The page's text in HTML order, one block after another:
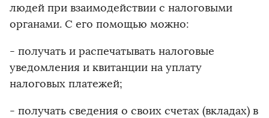
людей при взаимодействии с налоговыми
органами. С его помощью можно:
- получать и распечатывать налоговые
уведомления и квитанции на уплату
налоговых платежей;
- получать сведения о своих счетах (вкладах) в